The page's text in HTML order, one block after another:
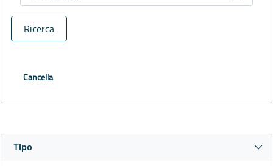
Ricerca
Cancella
Tipo